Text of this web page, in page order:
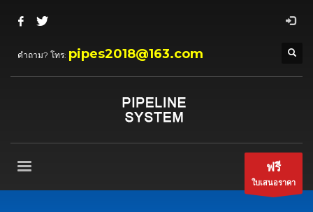
คำถาม? โทร: pipes2018@163.com
ฟรี
ใบเสนอราคา